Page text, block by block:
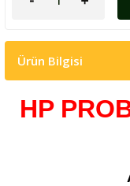
Ürün Bilgisi
HP